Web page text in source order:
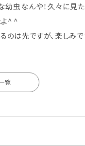
幼虫なんや！久々に見た
^ ^
のは先ですが、楽しみ
覧